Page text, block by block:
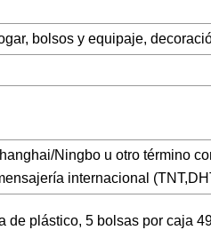
bolsos y equipaje,
Ningbo u otro término
internacional
de plástico, 5 bolsas por caja